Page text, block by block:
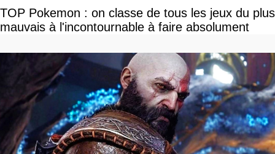
TOP Pokemon : on classe de tous les jeux du plus
mauvais à l'incontournable à faire absolument